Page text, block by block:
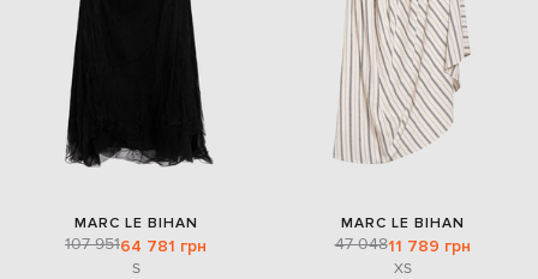
MARC LE BIHAN
107 95164 781 грн
S
MARC LE BIHAN
47 04811 789 грн
XS